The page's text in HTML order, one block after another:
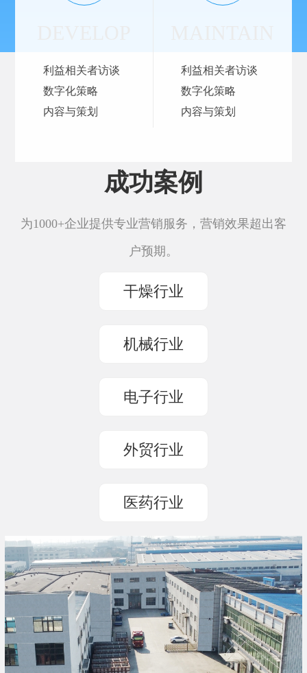
利益相关者访谈
数字化策略
内容与策划
利益相关者访谈
数字化策略
内容与策划
成功案例
为1000+企业提供专业营销服务，营销效果超出客
户预期。
干燥行业
机械行业
电子行业
外贸行业
医药行业